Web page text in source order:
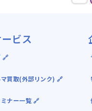
ビス
🔗
買取(外部リンク) 🔗
ナー一覧 🔗